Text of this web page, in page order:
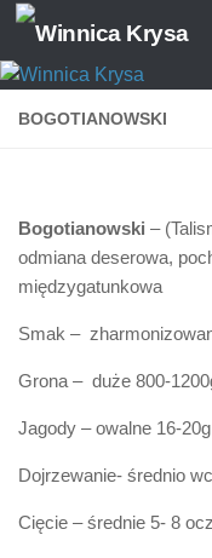
Skip to content
BOGOTIANOWSKI
Bogotianowski –
odmiana deserowa,
międzygatunkowa
Smak –
Grona – duże 800-
Jagody – owalne 16-
Dojrzewanie- średnio
Cięcie – średnie 5- 8